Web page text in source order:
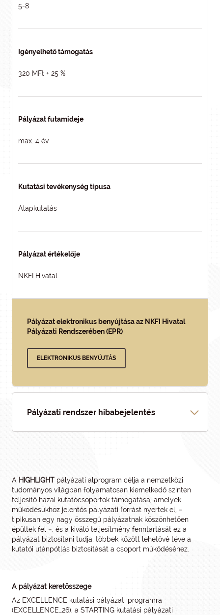
5-8
Igényelhető támogatás
320 MFt + 25 %
Pályázat futamideje
max. 4 év
Kutatási tevékenység típusa
Alapkutatás
Pályázat értékelője
NKFI Hivatal
Pályázat elektronikus benyújtása az NKFI Hivatal
Pályázati Rendszerében (EPR)
ELEKTRONIKUS BENYÚJTÁS
Pályázati rendszer hibabejelentés
A HIGHLIGHT pályázati alprogram célja a nemzetközi
tudományos világban folyamatosan kiemelkedő szinten
teljesítő hazai kutatócsoportok támogatása, amelyek
működésükhöz jelentős pályázati forrást nyertek el, −
tipikusan egy nagy összegű pályázatnak köszönhetően
épültek fel −, és a kiváló teljesítmény fenntartását ez a
pályázat biztosítani tudja, többek között lehetővé téve a
kutatói utánpótlás biztosítását a csoport működéséhez.
A pályázat keretösszege
Az EXCELLENCE kutatási pályázati programra
(EXCELLENCE_26), a STARTING kutatási pályázati